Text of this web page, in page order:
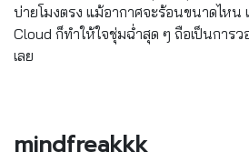
บ่ายโมงตรง แม้อากาศจะร้อนขนาดไหน
Cloud ก็ทำให้ใจชุ่มฉ่ำสุด ๆ ถือเป็นการ
เลย
mindfreakkk